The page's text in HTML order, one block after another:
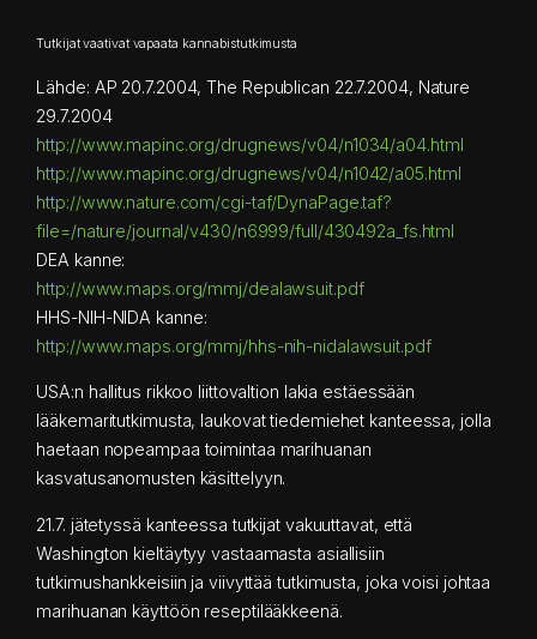
Tutkijat vaativat vapaata kannabistutkimusta
Lähde: AP 20.7.2004, The Republican 22.7.2004, Nature
29.7.2004
http://www.mapinc.org/drugnews/v04/n1034/a04.html
http://www.mapinc.org/drugnews/v04/n1042/a05.html
http://www.nature.com/cgi-taf/DynaPage.taf?
file=/nature/journal/v430/n6999/full/430492a_fs.html
DEA kanne:
http://www.maps.org/mmj/dealawsuit.pdf
HHS-NIH-NIDA kanne:
http://www.maps.org/mmj/hhs-nih-nidalawsuit.pdf
USA:n hallitus rikkoo liittovaltion lakia estäessään
lääkemaritutkimusta, laukovat tiedemiehet kanteessa, jolla
haetaan nopeampaa toimintaa marihuanan
kasvatusanomusten käsittelyyn.
21.7. jätetyssä kanteessa tutkijat vakuuttavat, että
Washington kieltäytyy vastaamasta asiallisiin
tutkimushankkeisiin ja viivyttää tutkimusta, joka voisi johtaa
marihuanan käyttöön reseptilääkkeenä.